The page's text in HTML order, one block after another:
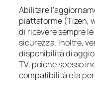
Abilitare
piattaforme (Tizen,
di ricevere sempre
sicurezza. Inoltre,
disponibilità di
TV, poiché spesso
compatibilità e la